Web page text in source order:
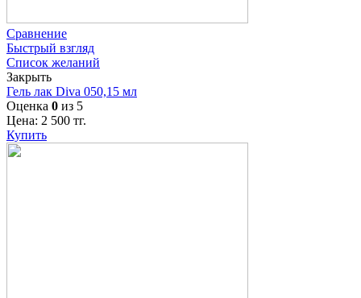
Сравнение
Быстрый взгляд
Список желаний
Закрыть
Гель лак Diva 050,15 мл
Оценка 0 из 5
Цена: 2 500 тг.
Купить